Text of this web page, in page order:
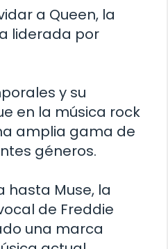
a Queen, la
liderada por
y su
en la música rock
amplia gama de
géneros.
hasta Muse, la
de Freddie
una marca